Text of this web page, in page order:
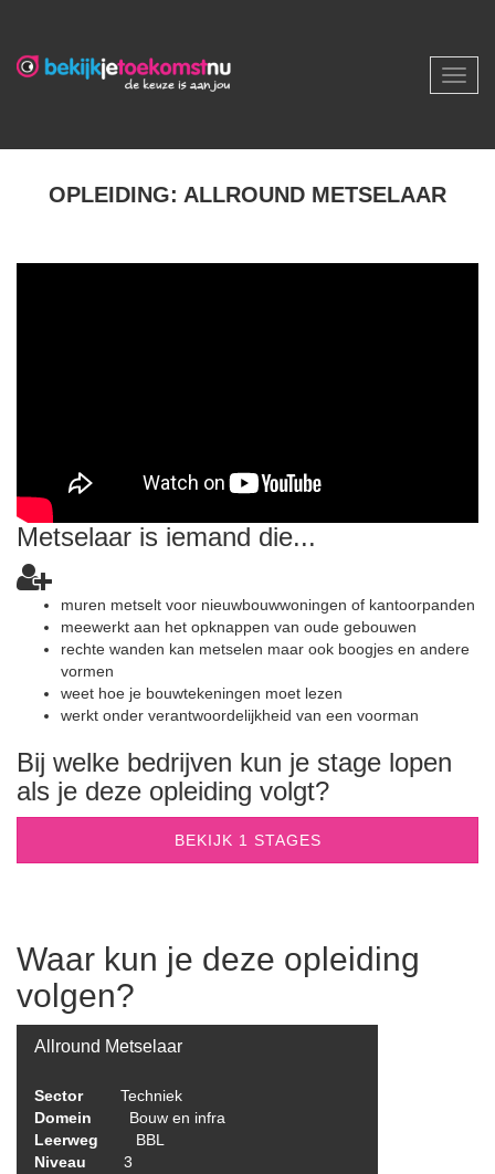
OPLEIDING: ALLROUND METSELAAR
Metselaar is iemand die...
muren metselt voor nieuwbouwwoningen of kantoorpanden
meewerkt aan het opknappen van oude gebouwen
rechte wanden kan metselen maar ook boogjes en andere
vormen
weet hoe je bouwtekeningen moet lezen
werkt onder verantwoordelijkheid van een voorman
Bij welke bedrijven kun je stage lopen
als je deze opleiding volgt?
BEKIJK 1 STAGES
Waar kun je deze opleiding
volgen?
Allround Metselaar
Sector
Techniek
Domein
Bouw en infra
Leerweg
BBL
Niveau
3